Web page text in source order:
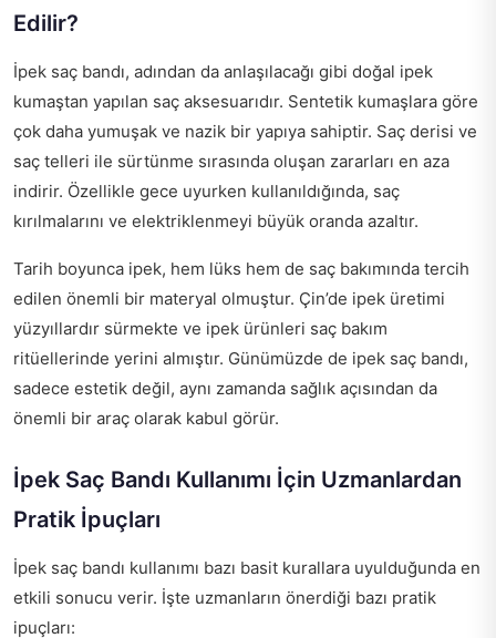
Edilir?
İpek saç bandı, adından da anlaşılacağı gibi doğal ipek
kumaştan yapılan saç aksesuarıdır. Sentetik kumaşlara göre
çok daha yumuşak ve nazik bir yapıya sahiptir. Saç derisi ve
saç telleri ile sürtünme sırasında oluşan zararları en aza
indirir. Özellikle gece uyurken kullanıldığında, saç
kırılmalarını ve elektriklenmeyi büyük oranda azaltır.
Tarih boyunca ipek, hem lüks hem de saç bakımında tercih
edilen önemli bir materyal olmuştur. Çin’de ipek üretimi
yüzyıllardır sürmekte ve ipek ürünleri saç bakım
ritüellerinde yerini almıştır. Günümüzde de ipek saç bandı,
sadece estetik değil, aynı zamanda sağlık açısından da
önemli bir araç olarak kabul görür.
İpek Saç Bandı Kullanımı İçin Uzmanlardan
Pratik İpuçları
İpek saç bandı kullanımı bazı basit kurallara uyulduğunda en
etkili sonucu verir. İşte uzmanların önerdiği bazı pratik
ipuçları: